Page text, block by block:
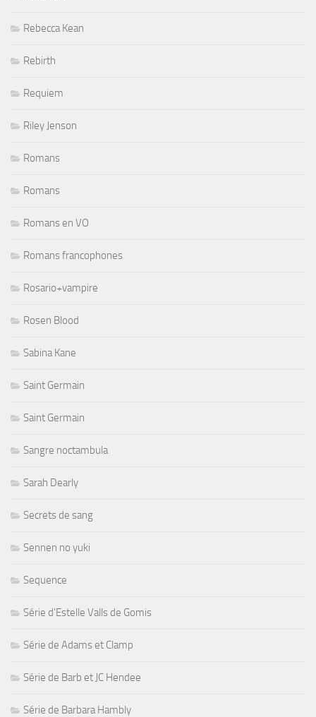
Rebecca Kean
Rebirth
Requiem
Riley Jenson
Romans
Romans
Romans en VO
Romans francophones
Rosario+vampire
Rosen Blood
Sabina Kane
Saint Germain
Saint Germain
Sangre noctambula
Sarah Dearly
Secrets de sang
Sennen no yuki
Sequence
Série d'Estelle Valls de Gomis
Série de Adams et Clamp
Série de Barb et JC Hendee
Série de Barbara Hambly